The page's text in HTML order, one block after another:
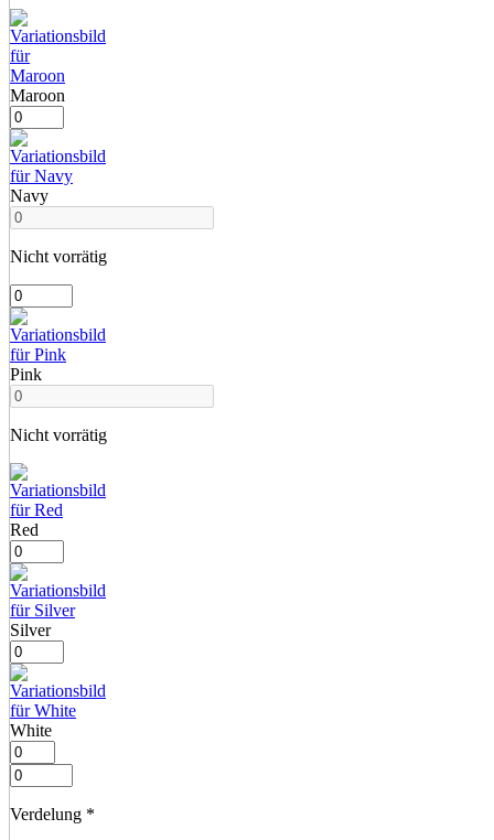
Maroon
Navy
Nicht vorrätig
Pink
Nicht vorrätig
Red
Silver
White
Verdelung *